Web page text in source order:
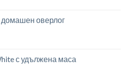
домашен оверлог
с удължена маса